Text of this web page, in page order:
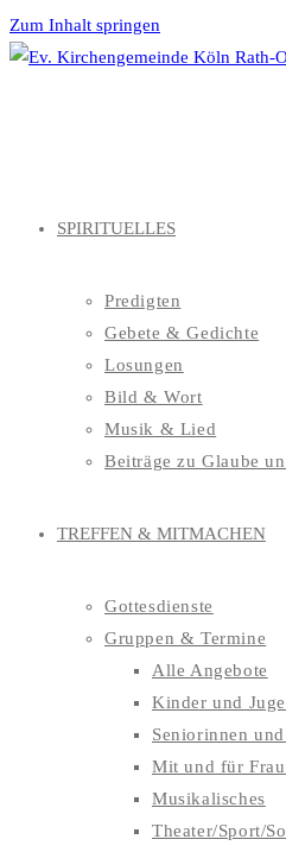
Zum Inhalt springen
SPIRITUELLES
Predigten
Gebete & Gedichte
Losungen
Bild & Wort
Musik & Lied
Beiträge zu Glaube
TREFFEN & MITMACHEN
Gottesdienste
Gruppen & Termine
Alle Angebote
Kinder und
Seniorinnen
Mit und für
Musikalisches
Theater/Sport/